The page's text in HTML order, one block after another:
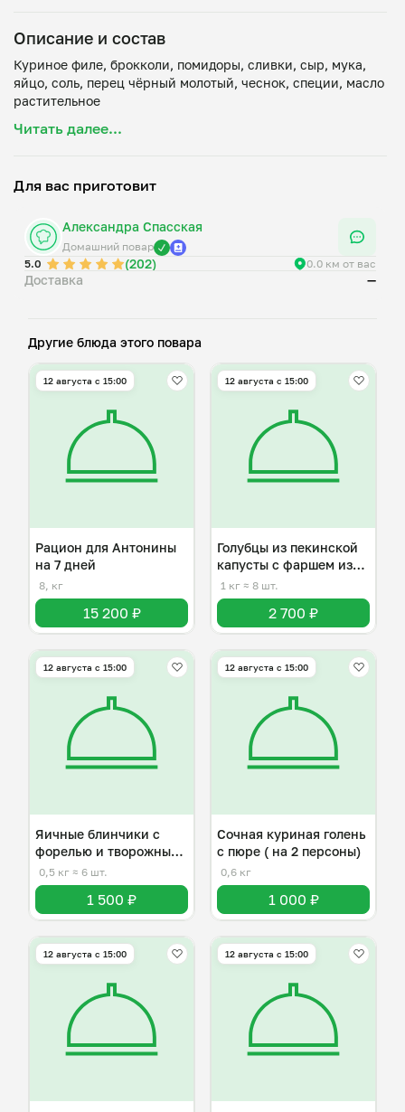
Описание и состав
Куриное филе, брокколи, помидоры, сливки, сыр, мука,
яйцо, соль, перец чёрный молотый, чеснок, специи, масло
Читать далее...
Для вас приготовит
Александра Спасская
Домашний повар
5.0
(202) 0.0 км от вас
Доставка —
Другие блюда этого повара
12 августа с 15:00
Рацион для Антонины
на 7 дней
8, кг
15 200 ₽
12 августа с 15:00
Голубцы из пекинской
капусты с фаршем из
индейки
1 кг ≈ 8 шт.
2 700 ₽
12 августа с 15:00
Яичные блинчики с
форелью и творожным
сыром
0,5 кг ≈ 6 шт.
1 500 ₽
12 августа с 15:00
Сочная куриная голень
с пюре ( на 2 персоны)
0,6 кг
1 000 ₽
12 августа с 15:00 12 августа с 15:00